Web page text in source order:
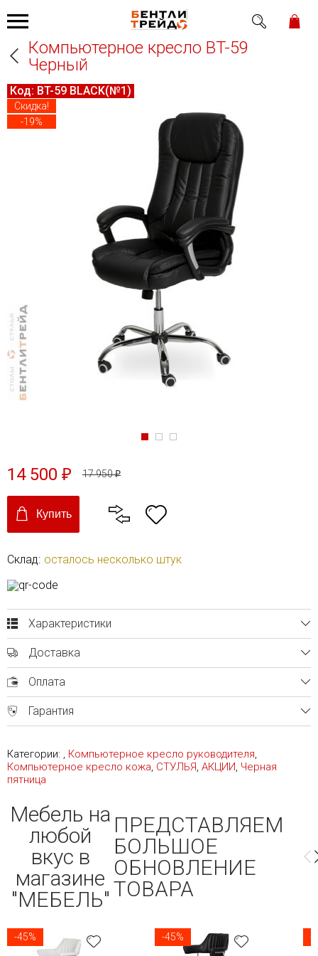
Компьютерное кресло BT-59
Черный
Код: BT-59 BLACK(№1)
Скидка!
-19%
Склад: осталось несколько штук
14 500 ₽ 17 950₽
Купить
Характеристики
Доставка
Оплата
Гарантия
Категории: , Компьютерное кресло руководителя,
Компьютерное кресло кожа, СТУЛЬЯ, АКЦИИ, Черная
пятница
Мебель на
любой
вкус в
магазине
"МЕБЕЛЬ"
ПРЕДСТАВЛЯЕМ
БОЛЬШОЕ
ОБНОВЛЕНИЕ
ТОВАРА
-45% -45% -